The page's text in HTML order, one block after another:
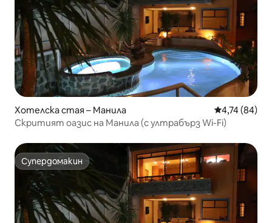
Хотелска стая – Манила Средна
4,74 (84)
Скритият оазис на Манила (с ултрабърз Wi-Fi)
Супердомакин
Супердомакин